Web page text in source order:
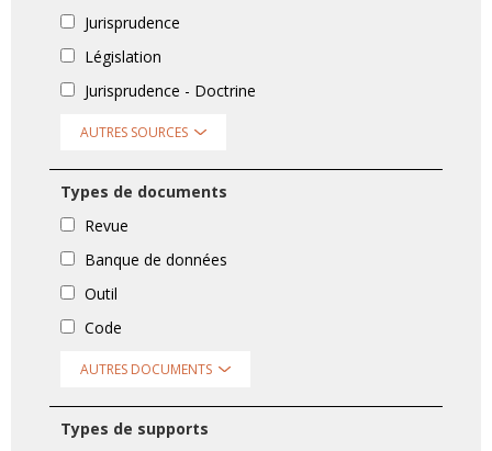
Jurisprudence
Législation
Jurisprudence - Doctrine
AUTRES SOURCES
Types de documents
Revue
Banque de données
Outil
Code
AUTRES DOCUMENTS
Types de supports